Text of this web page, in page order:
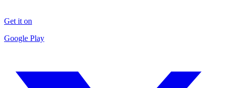
Get it on
Google Play